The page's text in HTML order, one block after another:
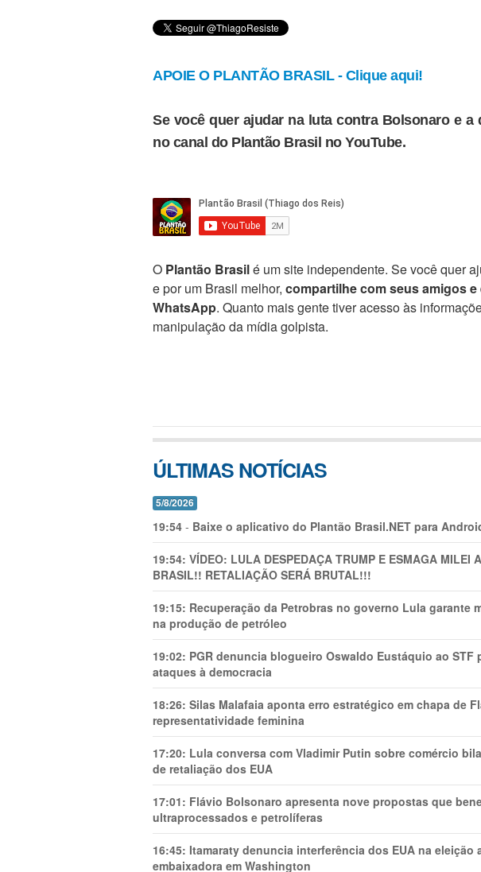
APOIE O PLANTÃO BRASIL - Clique aqui!
Se você quer ajudar na luta contra Bolsonaro e a
no canal do Plantão Brasil no YouTube.
O Plantão Brasilé um site independente. Se você quer
e por um Brasil melhor, compartilhe com seus amigos
WhatsApp. Quanto mais gente tiver acesso às
manipulação da mídia golpista.
ÚLTIMAS NOTÍCIAS
5/8/2026
19:54 - Baixe o aplicativo do Plantão Brasil.NET para
19:54: VÍDEO: LULA DESPEDAÇA TRUMP E ESMAGA MILEI
BRASIL!! RETALIAÇÃO SERÁ BRUTAL!!!
19:15: Recuperação da Petrobras no governo Lula garante
na produção de petróleo
19:02: PGR denuncia blogueiro Oswaldo Eustáquio ao
ataques à democracia
18:26: Silas Malafaia aponta erro estratégico em chapa de
representatividade feminina
17:20: Lula conversa com Vladimir Putin sobre comércio
de retaliação dos EUA
17:01: Flávio Bolsonaro apresenta nove propostas que
ultraprocessados e petrolíferas
16:45: Itamaraty denuncia interferência dos EUA na
embaixadora em Washington